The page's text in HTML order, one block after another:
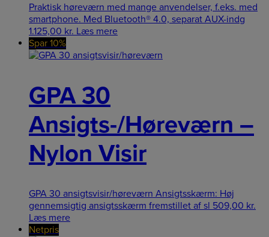
Praktisk høreværn med mange anvendelser, f.eks. med
smartphone. Med Bluetooth® 4.0, separat AUX-indg
1.125,00 kr. Læs mere
Spar 10%
GPA 30
Ansigts-/Høreværn –
Nylon Visir
GPA 30 ansigtsvisir/høreværn Ansigtsskærm: Høj
gennemsigtig ansigtsskærm fremstillet af sl 509,00 kr.
Læs mere
Netpris